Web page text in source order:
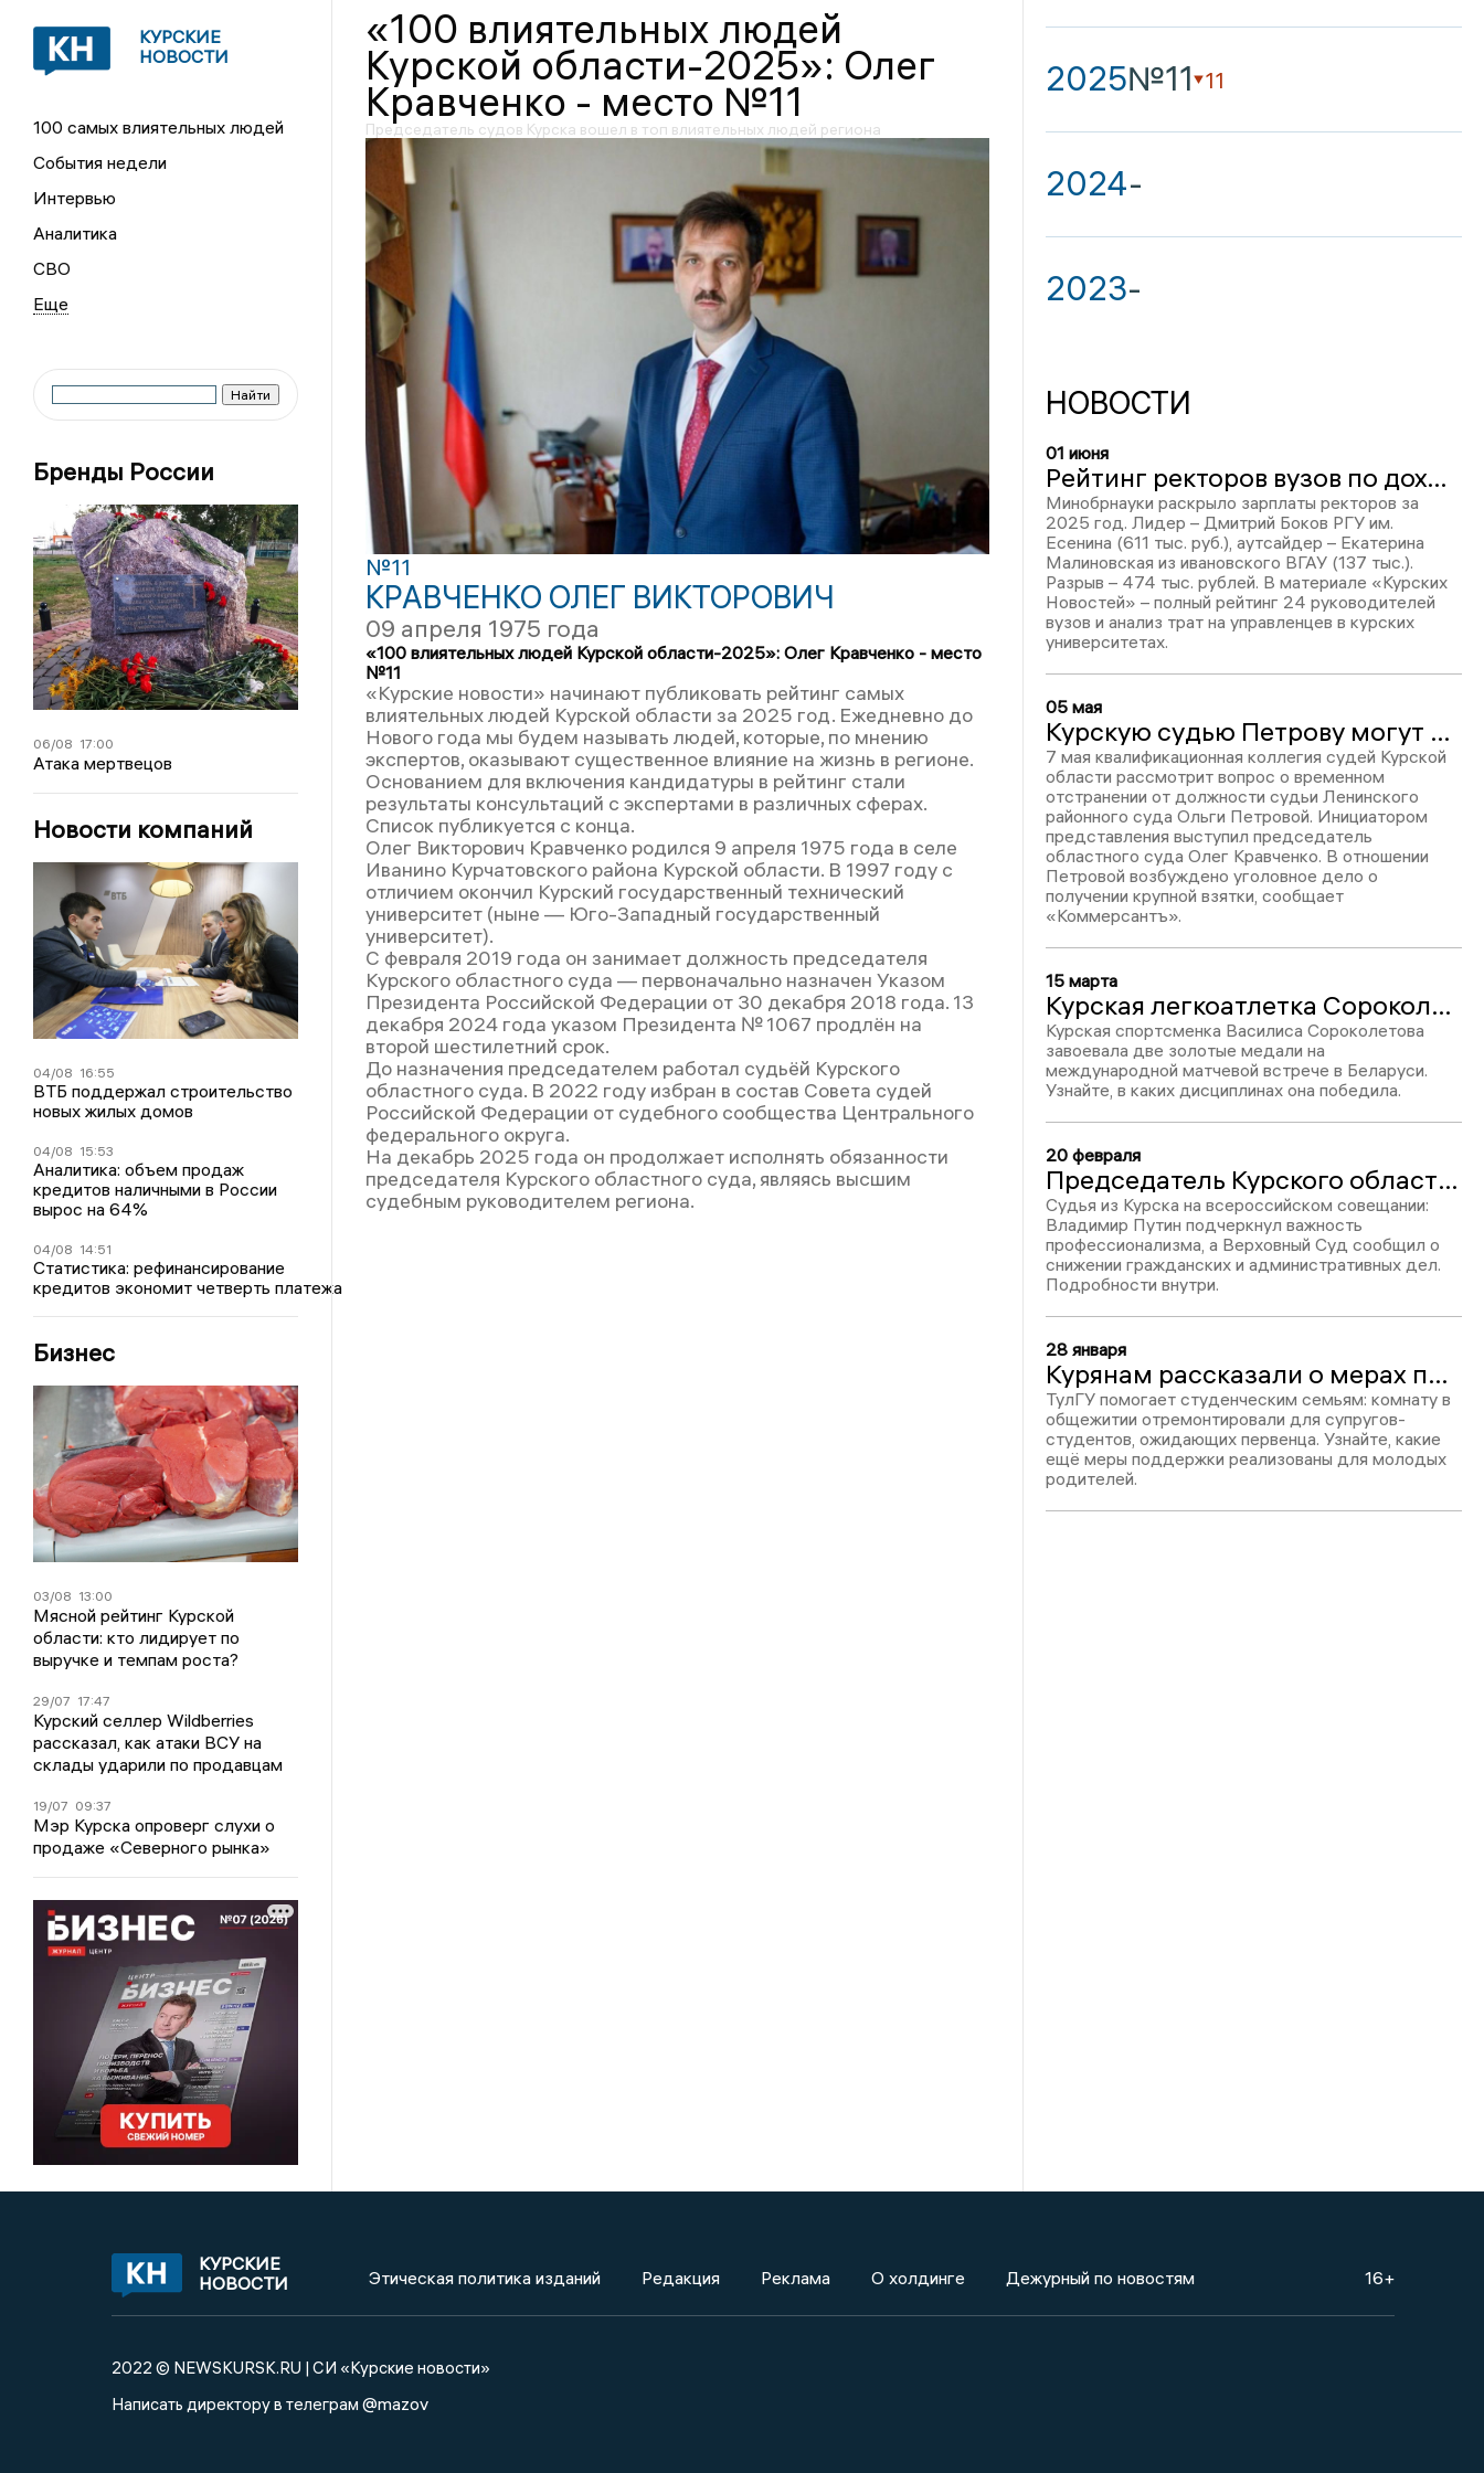
КУРСКИЕ
НОВОСТИ
100 самых влиятельных людей
События недели
Интервью
Аналитика
СВО
Бренды России
06/08 17:00
Атака мертвецов
Новости компаний
04/08 16:55
ВТБ поддержал строительство
новых жилых домов
04/08 15:53
Аналитика: объем продаж
кредитов наличными в России
вырос на 64%
04/08 14:51
Статистика: рефинансирование
кредитов экономит четверть платежа
Бизнес
03/08 13:00
Мясной рейтинг Курской
области: кто лидирует по
выручке и темпам роста?
29/07 17:47
Курский селлер Wildberries
рассказал, как атаки ВСУ на
склады ударили по продавцам
19/07 09:37
Мэр Курска опроверг слухи о
продаже «Северного рынка»
«100 влиятельных людей
Курской области-2025»: Олег
Кравченко - место №11
Председатель судов Курска вошел в топ влиятельных людей региона
№11
КРАВЧЕНКО ОЛЕГ ВИКТОРОВИЧ
09 апреля 1975 года
«100 влиятельных людей Курской области-2025»: Олег Кравченко - место
№11
«Курские новости» начинают публиковать рейтинг самых
влиятельных людей Курской области за 2025 год. Ежедневно до
Нового года мы будем называть людей, которые, по мнению
экспертов, оказывают существенное влияние на жизнь в регионе.
Основанием для включения кандидатуры в рейтинг стали
результаты консультаций с экспертами в различных сферах.
Список публикуется с конца.
Олег Викторович Кравченко родился 9 апреля 1975 года в селе
Иванино Курчатовского района Курской области. В 1997 году с
отличием окончил Курский государственный технический
университет (ныне — Юго-Западный государственный
университет).
С февраля 2019 года он занимает должность председателя
Курского областного суда — первоначально назначен Указом
Президента Российской Федерации от 30 декабря 2018 года. 13
декабря 2024 года указом Президента № 1067 продлён на
второй шестилетний срок.
До назначения председателем работал судьёй Курского
областного суда. В 2022 году избран в состав Совета судей
Российской Федерации от судебного сообщества Центрального
федерального округа.
На декабрь 2025 года он продолжает исполнять обязанности
председателя Курского областного суда, являясь высшим
судебным руководителем региона.
2025№11 11
2024-
2023-
НОВОСТИ
01 июня
Рейтинг ректоров вузов по доходам за 2025 год: разрыв между лидером и аутсайдером превысил 474 тыс. рублей
Минобрнауки раскрыло зарплаты ректоров за
2025 год. Лидер – Дмитрий Боков РГУ им.
Есенина (611 тыс. руб.), аутсайдер – Екатерина
Малиновская из ивановского ВГАУ (137 тыс.).
Разрыв – 474 тыс. рублей. В материале «Курских
Новостей» – полный рейтинг 24 руководителей
вузов и анализ трат на управленцев в курских
университетах.
05 мая
Курскую судью Петрову могут временно отстранить от должности за взятку в 3 млн рублей
7 мая квалификационная коллегия судей Курской
области рассмотрит вопрос о временном
отстранении от должности судьи Ленинского
районного суда Ольги Петровой. Инициатором
представления выступил председатель
областного суда Олег Кравченко. В отношении
Петровой возбуждено уголовное дело о
получении крупной взятки, сообщает
«Коммерсантъ».
15 марта
Курская легкоатлетка Сороколетова завоевала золотые медали международной матчевой встречи
Курская спортсменка Василиса Сороколетова
завоевала две золотые медали на
международной матчевой встрече в Беларуси.
Узнайте, в каких дисциплинах она победила.
20 февраля
Председатель Курского областного суда поучаствовал в совещании с Путиным
Судья из Курска на всероссийском совещании:
Владимир Путин подчеркнул важность
профессионализма, а Верховный Суд сообщил о
снижении гражданских и административных дел.
Подробности внутри.
28 января
Курянам рассказали о мерах поддержки студенческих семей в ТулГУ
ТулГУ помогает студенческим семьям: комнату в
общежитии отремонтировали для супругов-
студентов, ожидающих первенца. Узнайте, какие
ещё меры поддержки реализованы для молодых
родителей.
КУРСКИЕ
НОВОСТИ
Этическая политика изданий Редакция Реклама О холдинге Дежурный по новостям 16+
2022 © NEWSKURSK.RU | СИ «Курские новости»
Написать директору в телеграм @mazov